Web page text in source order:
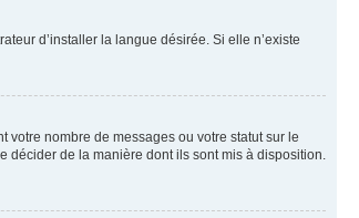
d’installer la langue désirée. Si elle n’existe
votre nombre de messages ou votre statut sur le
décider de la manière dont ils sont mis à disposition.